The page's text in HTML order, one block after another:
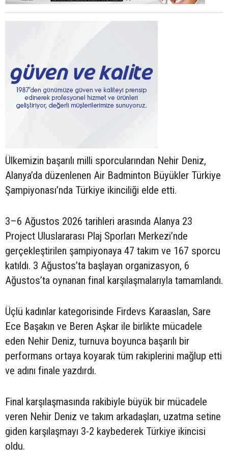
Ülkemizin başarılı milli sporcularından Nehir Deniz,
Alanya’da düzenlenen Air Badminton Büyükler Türkiye
Şampiyonası’nda Türkiye ikinciliği elde etti.
3–6 Ağustos 2026 tarihleri arasında Alanya 23
Project Uluslararası Plaj Sporları Merkezi’nde
gerçekleştirilen şampiyonaya 47 takım ve 167 sporcu
katıldı. 3 Ağustos’ta başlayan organizasyon, 6
Ağustos’ta oynanan final karşılaşmalarıyla tamamlandı.
Üçlü kadınlar kategorisinde Firdevs Karaaslan, Sare
Ece Başakın ve Beren Aşkar ile birlikte mücadele
eden Nehir Deniz, turnuva boyunca başarılı bir
performans ortaya koyarak tüm rakiplerini mağlup etti
ve adını finale yazdırdı.
Final karşılaşmasında rakibiyle büyük bir mücadele
veren Nehir Deniz ve takım arkadaşları, uzatma setine
giden karşılaşmayı 3-2 kaybederek Türkiye ikincisi
oldu.